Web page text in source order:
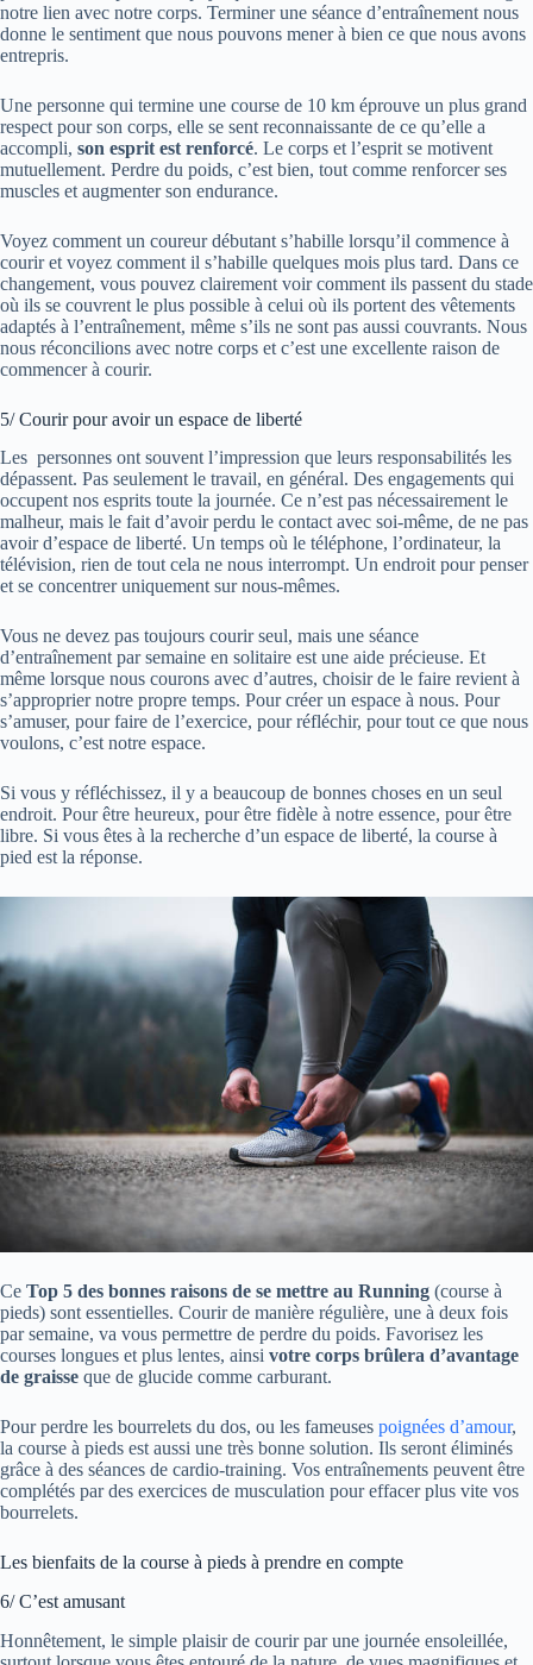
notre lien avec notre corps. Terminer une séance d’entraînement nous
donne le sentiment que nous pouvons mener à bien ce que nous avons
entrepris.
Une personne qui termine une course de 10 km éprouve un plus grand
respect pour son corps, elle se sent reconnaissante de ce qu’elle a
accompli, son esprit est renforcé. Le corps et l’esprit se motivent
mutuellement. Perdre du poids, c’est bien, tout comme renforcer ses
muscles et augmenter son endurance.
Voyez comment un coureur débutant s’habille lorsqu’il commence à
courir et voyez comment il s’habille quelques mois plus tard. Dans ce
changement, vous pouvez clairement voir comment ils passent du stade
où ils se couvrent le plus possible à celui où ils portent des vêtements
adaptés à l’entraînement, même s’ils ne sont pas aussi couvrants. Nous
nous réconcilions avec notre corps et c’est une excellente raison de
commencer à courir.
5/ Courir pour avoir un espace de liberté
Les personnes ont souvent l’impression que leurs responsabilités les
dépassent. Pas seulement le travail, en général. Des engagements qui
occupent nos esprits toute la journée. Ce n’est pas nécessairement le
malheur, mais le fait d’avoir perdu le contact avec soi-même, de ne pas
avoir d’espace de liberté. Un temps où le téléphone, l’ordinateur, la
télévision, rien de tout cela ne nous interrompt. Un endroit pour penser
et se concentrer uniquement sur nous-mêmes.
Vous ne devez pas toujours courir seul, mais une séance
d’entraînement par semaine en solitaire est une aide précieuse. Et
même lorsque nous courons avec d’autres, choisir de le faire revient à
s’approprier notre propre temps. Pour créer un espace à nous. Pour
s’amuser, pour faire de l’exercice, pour réfléchir, pour tout ce que nous
voulons, c’est notre espace.
Si vous y réfléchissez, il y a beaucoup de bonnes choses en un seul
endroit. Pour être heureux, pour être fidèle à notre essence, pour être
libre. Si vous êtes à la recherche d’un espace de liberté, la course à
pied est la réponse.
Ce Top 5 des bonnes raisons de se mettre au Running (course à
pieds) sont essentielles. Courir de manière régulière, une à deux fois
par semaine, va vous permettre de perdre du poids. Favorisez les
courses longues et plus lentes, ainsi votre corps brûlera d’avantage
de graisse que de glucide comme carburant.
Pour perdre les bourrelets du dos, ou les fameuses poignées d’amour,
la course à pieds est aussi une très bonne solution. Ils seront éliminés
grâce à des séances de cardio-training. Vos entraînements peuvent être
complétés par des exercices de musculation pour effacer plus vite vos
bourrelets.
Les bienfaits de la course à pieds à prendre en compte
6/ C’est amusant
Honnêtement, le simple plaisir de courir par une journée ensoleillée,